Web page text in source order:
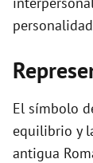
El símbolo
equilibrio y
antigua